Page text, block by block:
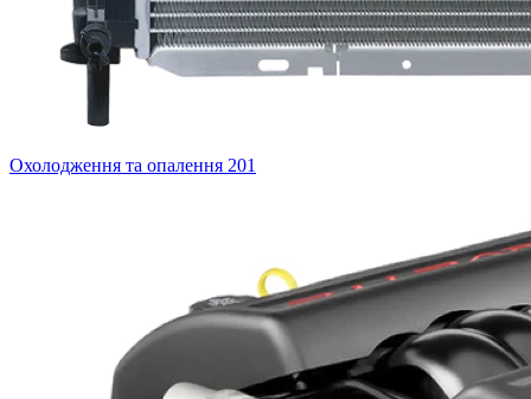
Охолодження та опалення 201